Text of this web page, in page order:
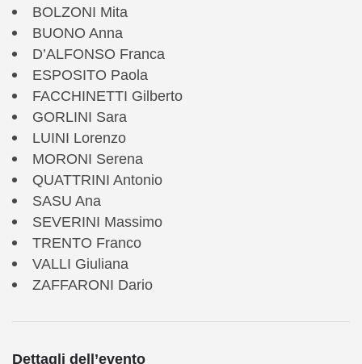
BOLZONI Mita
BUONO Anna
D’ALFONSO Franca
ESPOSITO Paola
FACCHINETTI Gilberto
GORLINI Sara
LUINI Lorenzo
MORONI Serena
QUATTRINI Antonio
SASU Ana
SEVERINI Massimo
TRENTO Franco
VALLI Giuliana
ZAFFARONI Dario
Dettagli dell’evento